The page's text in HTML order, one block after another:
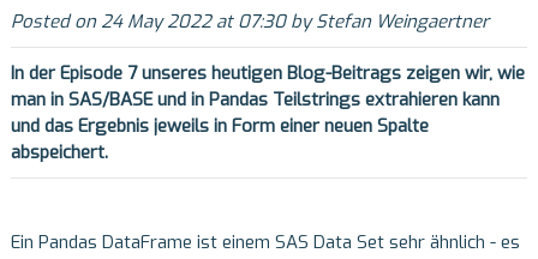
Posted on 24 May 2022 at 07:30 by Stefan Weingaertner
In der Episode 7 unseres heutigen Blog-Beitrags zeigen wir, wie
man in SAS/BASE und in Pandas Teilstrings extrahieren kann
und das Ergebnis jeweils in Form einer neuen Spalte
abspeichert.
Ein Pandas DataFrame ist einem SAS Data Set sehr ähnlich - es